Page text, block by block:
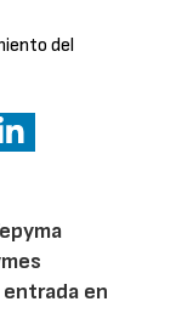
del
en